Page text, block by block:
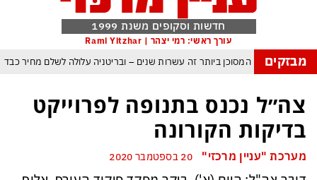
חדשות וסקופים משנת 1999
עורך ראשי: רמי יצהר | Rami Yitzhar
מבזקים
נכנס לעידן המסוכן ביותר זה עשרות שנים – ובריטניה עלולה לשלם מחיר כבד
מי היה מאמין שבאר שבע תנצח את הכוכב האדום?
ומיירטים להגנה – טראמפ נשאר רק עם ציוצי האיום המגוחכים שלא מזיזים לטהרן
כמדיניות: כך הפכה ההוצאה להורג לכלי ההרתעה המרכזי של המשטר האיראני
צה״ל נכנס בתנופה לפרוייקט
בדיקות הקורונה
מערכת "עניין מרכזי" 20 בספטמבר 2020